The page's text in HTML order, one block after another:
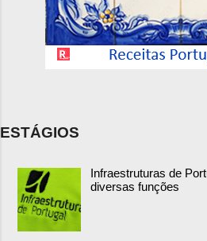
ESTÁGIOS
Infraestruturas de
diversas funções